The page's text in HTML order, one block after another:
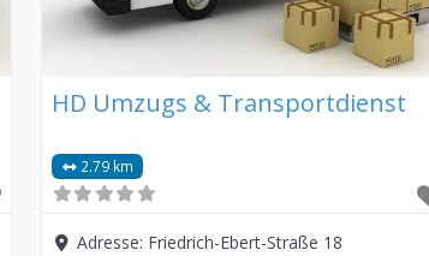
HD Umzugs & Transportdienst
2.79 km
Adresse: Friedrich-Ebert-Straße 18